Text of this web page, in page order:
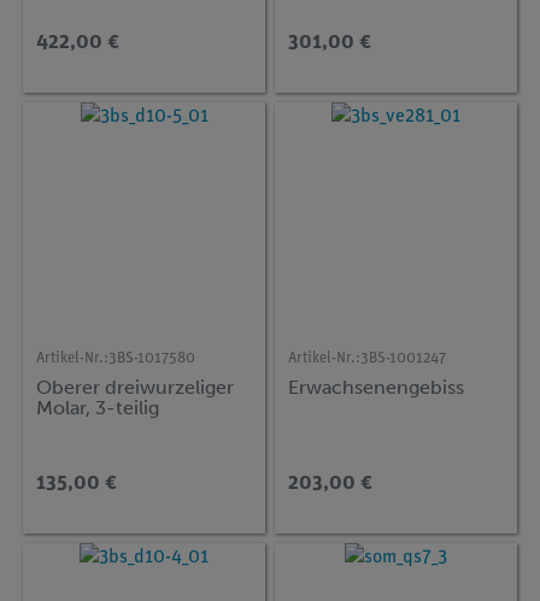
422,00 € 301,00 €
Artikel-Nr.:3BS-1017580
Oberer dreiwurzeliger
Molar, 3-teilig
135,00 €
Artikel-Nr.:3BS-1001247
Erwachsenengebiss
203,00 €